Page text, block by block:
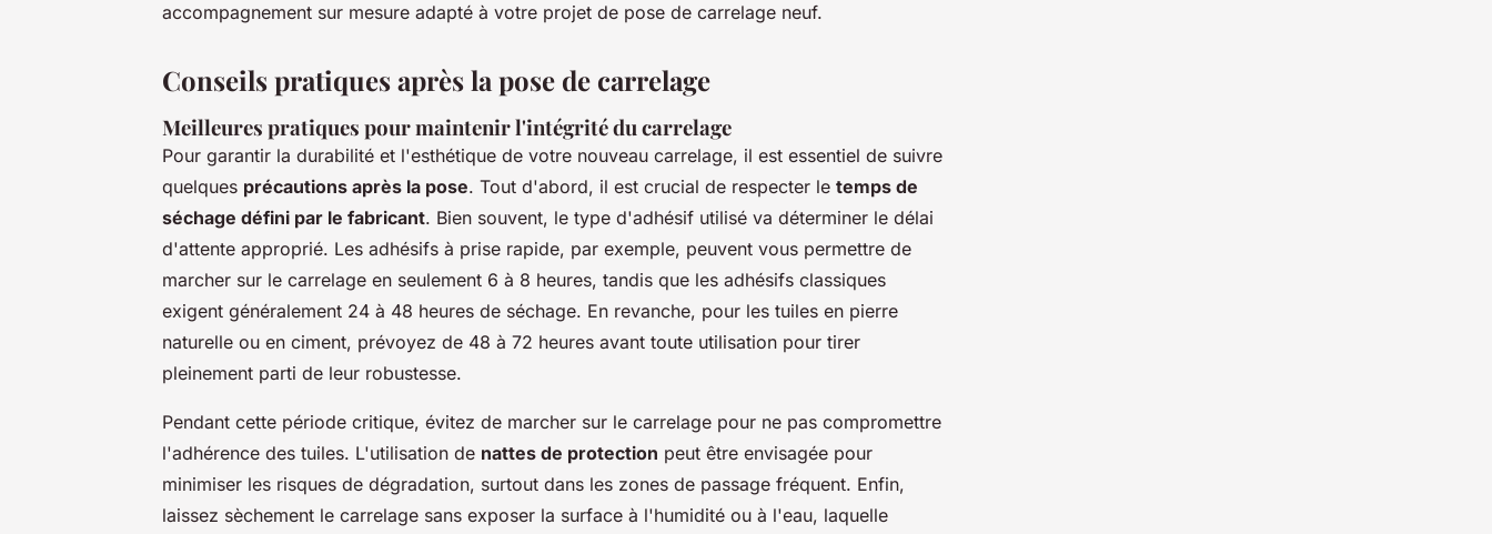
accompagnement sur mesure adapté à votre projet de pose de carrelage neuf.
Conseils pratiques après la pose de carrelage
Meilleures pratiques pour maintenir l'intégrité du carrelage
Pour garantir la durabilité et l'esthétique de votre nouveau carrelage, il est essentiel de suivre
quelques précautions après la pose. Tout d'abord, il est crucial de respecter le temps de
séchage défini par le fabricant. Bien souvent, le type d'adhésif utilisé va déterminer le délai
d'attente approprié. Les adhésifs à prise rapide, par exemple, peuvent vous permettre de
marcher sur le carrelage en seulement 6 à 8 heures, tandis que les adhésifs classiques
exigent généralement 24 à 48 heures de séchage. En revanche, pour les tuiles en pierre
naturelle ou en ciment, prévoyez de 48 à 72 heures avant toute utilisation pour tirer
pleinement parti de leur robustesse.
Pendant cette période critique, évitez de marcher sur le carrelage pour ne pas compromettre
l'adhérence des tuiles. L'utilisation de nattes de protection peut être envisagée pour
minimiser les risques de dégradation, surtout dans les zones de passage fréquent. Enfin,
laissez sèchement le carrelage sans exposer la surface à l'humidité ou à l'eau, laquelle